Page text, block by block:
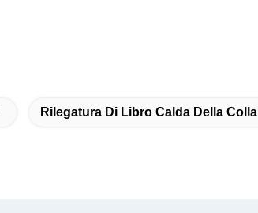
Rilegatura Di Libro Calda Della Colla